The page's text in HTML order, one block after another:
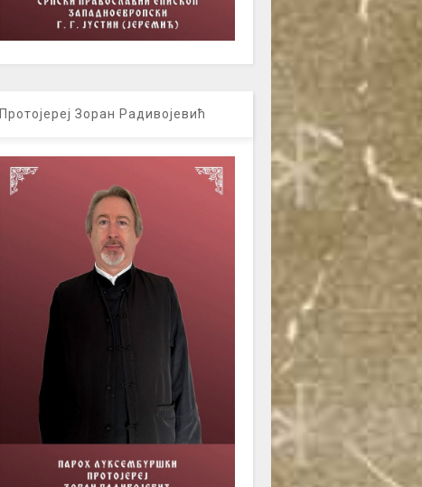
Протојереј Зоран Радивојевић